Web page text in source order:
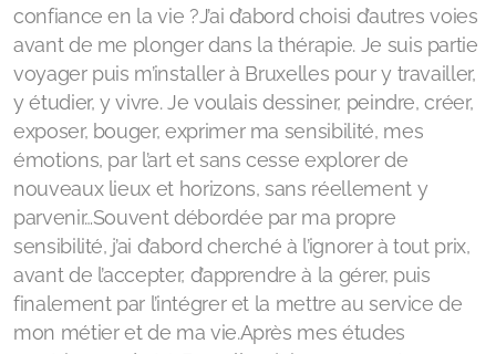
confiance en la vie ?J’ai d’abord choisi d’autres voies
avant de me plonger dans la thérapie. Je suis partie
voyager puis m’installer à Bruxelles pour y travailler,
y étudier, y vivre. Je voulais dessiner, peindre, créer,
exposer, bouger, exprimer ma sensibilité, mes
émotions, par l’art et sans cesse explorer de
nouveaux lieux et horizons, sans réellement y
parvenir…Souvent débordée par ma propre
sensibilité, j’ai d’abord cherché à l’ignorer à tout prix,
avant de l’accepter, d’apprendre à la gérer, puis
finalement par l’intégrer et la mettre au service de
mon métier et de ma vie.Après mes études
Cercle de Chants Sacrés et Tambours avec Vijaya |
Vendredi 1sem/2
Construction de Tambours avec Chloé et Lalita |
Espace Nature d'Ashvattha - Genève | 22-23 août